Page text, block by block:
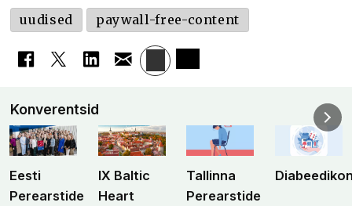
uudised paywall-free-content
Konverentsid
Eesti
Perearstide
IX Baltic
Heart
Tallinna
Perearstide